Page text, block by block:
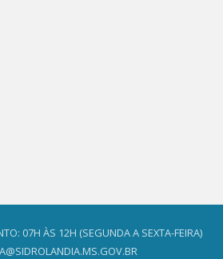
07H ÀS 12H (SEGUNDA A SEXTA-FEIRA)